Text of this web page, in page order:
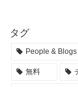
タグ
People & Blogs
無料